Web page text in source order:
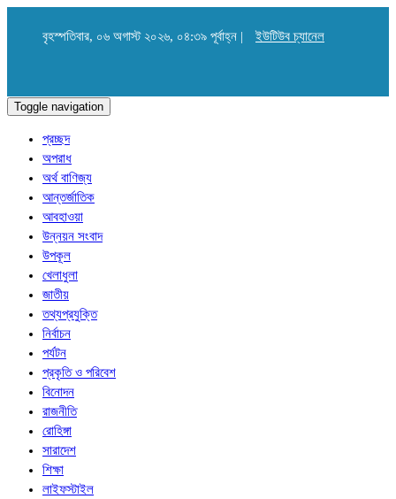
বৃহস্পতিবার, ০৬ অগাস্ট ২০২৬, ০৪:৩৯ পূর্বাহ্ন | ইউটিউব চ্যানেল
Toggle navigation
প্রচ্ছদ
অপরাধ
অর্থ বাণিজ্য
আন্তর্জাতিক
আবহাওয়া
উন্নয়ন সংবাদ
উপকূল
খেলাধুলা
জাতীয়
তথ্যপ্রযুক্তি
নির্বাচন
পর্যটন
প্রকৃতি ও পরিবেশ
বিনোদন
রাজনীতি
রোহিঙ্গা
সারাদেশ
শিক্ষা
লাইফস্টাইল